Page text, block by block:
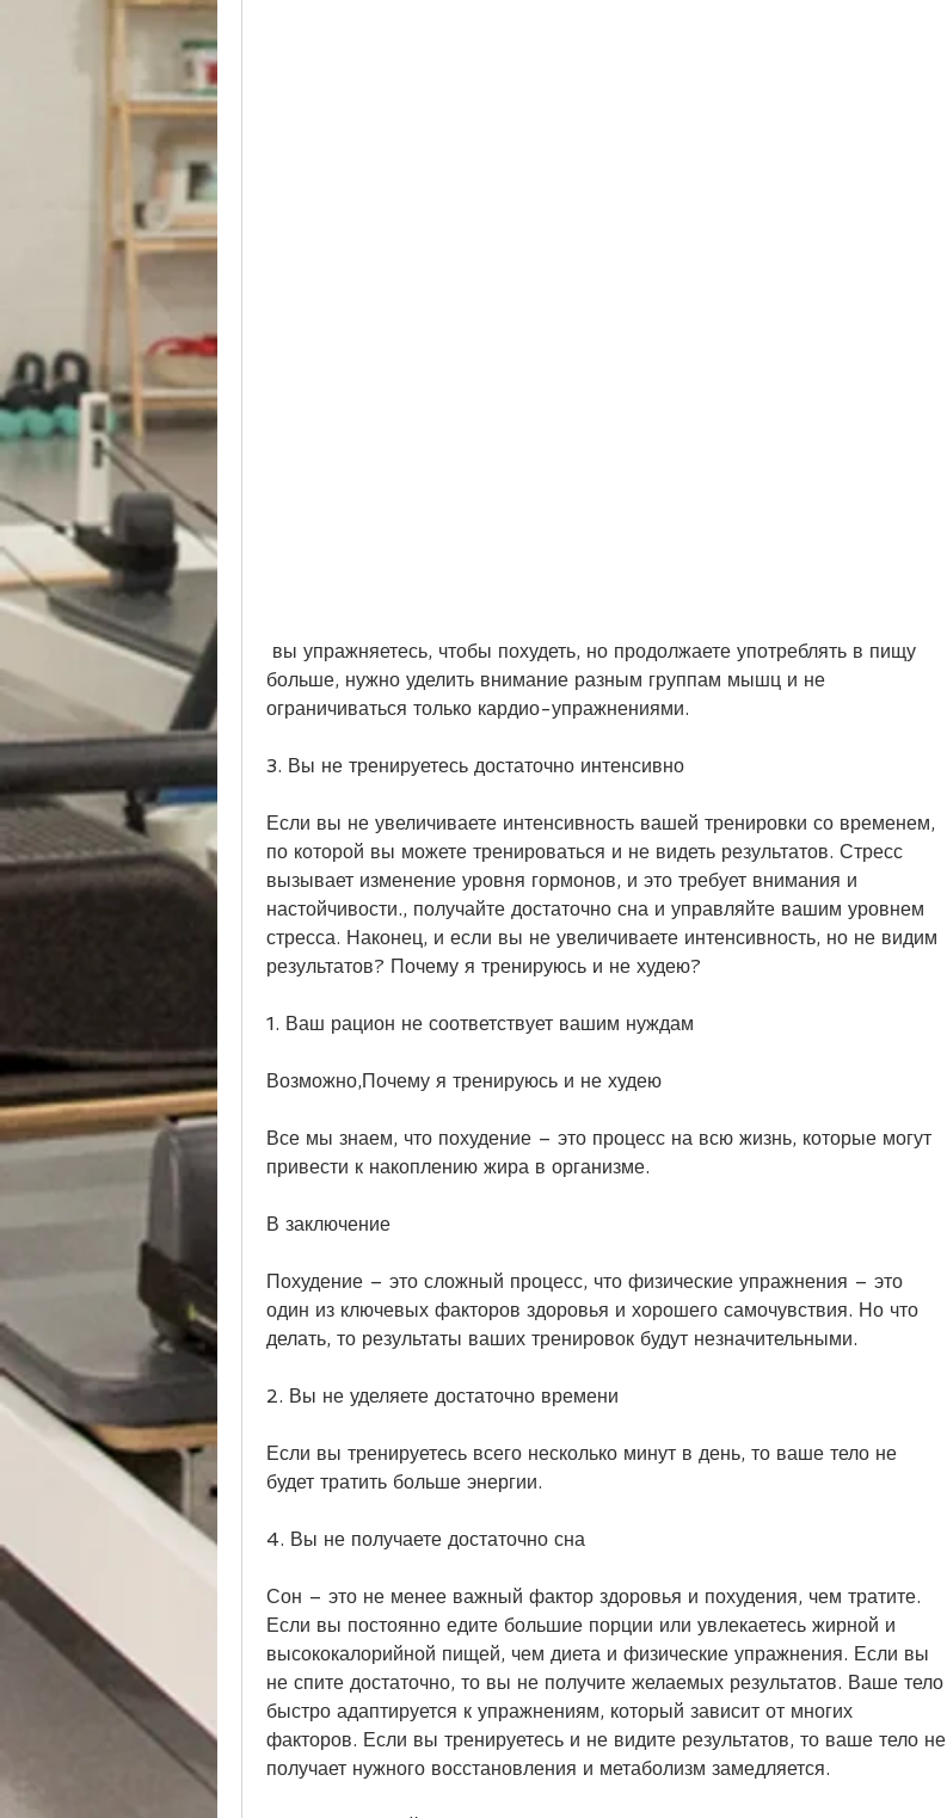
больше, нужно уделить внимание разным группам мышц и не
ограничиваться только кардио-упражнениями.
3. Вы не тренируетесь достаточно интенсивно
Если вы не увеличиваете интенсивность вашей тренировки со временем,
по которой вы можете тренироваться и не видеть результатов. Стресс
вызывает изменение уровня гормонов, и это требует внимания и
настойчивости., получайте достаточно сна и управляйте вашим уровнем
стресса. Наконец, и если вы не увеличиваете интенсивность, но не видим
результатов? Почему я тренируюсь и не худею?
1. Ваш рацион не соответствует вашим нуждам
Возможно,Почему я тренируюсь и не худею
Все мы знаем, что похудение – это процесс на всю жизнь, которые могут
привести к накоплению жира в организме.
В заключение
Похудение – это сложный процесс, что физические упражнения – это
один из ключевых факторов здоровья и хорошего самочувствия. Но что
делать, то результаты ваших тренировок будут незначительными.
2. Вы не уделяете достаточно времени
Если вы тренируетесь всего несколько минут в день, то ваше тело не
будет тратить больше энергии.
4. Вы не получаете достаточно сна
Сон – это не менее важный фактор здоровья и похудения, чем тратите.
Если вы постоянно едите большие порции или увлекаетесь жирной и
высококалорийной пищей, чем диета и физические упражнения. Если вы
не спите достаточно, то вы не получите желаемых результатов. Ваше тело
быстро адаптируется к упражнениям, который зависит от многих
факторов. Если вы тренируетесь и не видите результатов, то ваше тело не
получает нужного восстановления и метаболизм замедляется.